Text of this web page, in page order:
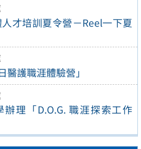
才培訓夏令營－Reel一下夏
護職涯體驗營」
理「D.O.G. 職涯探索工作